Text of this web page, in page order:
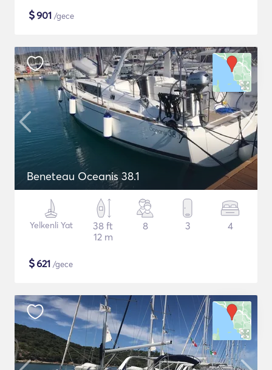
$901 /gece
Beneteau Oceanis 38.1
Yelkenli Yat
38 ft
12 m
8 3 4
$621 /gece